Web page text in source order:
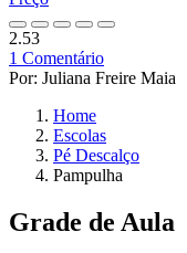
2.53
1 Comentário
Por: Juliana Freire Maia
Home
Escolas
Pé Descalço
Pampulha
Grade de Aula